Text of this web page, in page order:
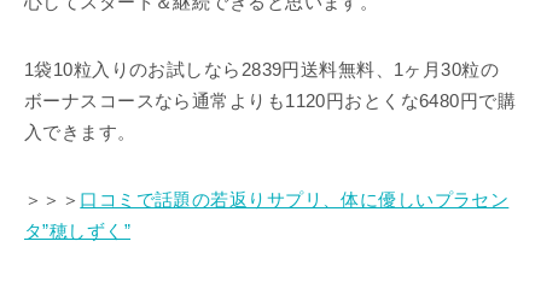
1袋10粒入りのお試しなら2839円送料無料、1ヶ月30粒の
ボーナスコースなら通常よりも1120円おとくな6480円で購
入できます。
＞＞＞ 口コミで話題の若返りサプリ、体に優しいプラセン
タ”穂しずく”